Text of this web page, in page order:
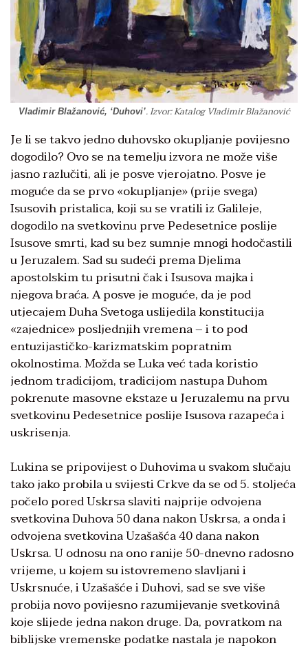
Vladimir Blažanović, ‘Duhovi’. Izvor: Katalog Vladimir Blažanović
Je li se takvo jedno duhovsko okupljanje povijesno
dogodilo? Ovo se na temelju izvora ne može više
jasno razlučiti, ali je posve vjerojatno. Posve je
moguće da se prvo «okupljanje» (prije svega)
Isusovih pristalica, koji su se vratili iz Galileje,
dogodilo na svetkovinu prve Pedesetnice poslije
Isusove smrti, kad su bez sumnje mnogi hodočastili
u Jeruzalem. Sad su sudeći prema Djelima
apostolskim tu prisutni čak i Isusova majka i
njegova braća. A posve je moguće, da je pod
utjecajem Duha Svetoga uslijedila konstitucija
«zajednice» posljednjih vremena – i to pod
entuzijastičko-karizmatskim popratnim
okolnostima. Možda se Luka već tada koristio
jednom tradicijom, tradicijom nastupa Duhom
pokrenute masovne ekstaze u Jeruzalemu na prvu
svetkovinu Pedesetnice poslije Isusova razapeća i
uskrisenja.
Lukina se pripovijest o Duhovima u svakom slučaju
tako jako probila u svijesti Crkve da se od 5. stoljeća
počelo pored Uskrsa slaviti najprije odvojena
svetkovina Duhova 50 dana nakon Uskrsa, a onda i
odvojena svetkovina Uzašašća 40 dana nakon
Uskrsa. U odnosu na ono ranije 50-dnevno radosno
vrijeme, u kojem su istovremeno slavljani i
Uskrsnuće, i Uzašašće i Duhovi, sad se sve više
probija novo povijesno razumijevanje svetkovinâ
koje slijede jedna nakon druge. Da, povratkom na
biblijske vremenske podatke nastala je napokon